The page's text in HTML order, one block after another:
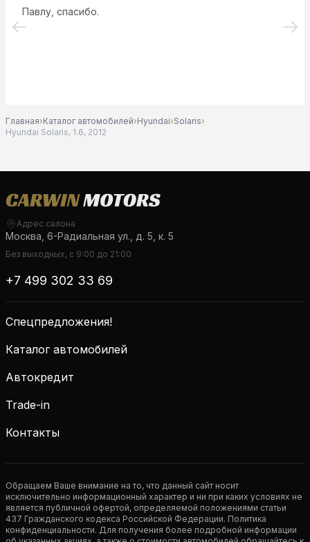
Главная›Каталог автомобилей›Hyundai›Solaris›
Hyundai Solaris, 1.6, 2012
Адрес салона
Москва, 6-Радиальная ул., д. 5, к. 5
Без выходных, с 9:00 до 21:00
+7 499 302 33 69
Спецпредложения!
Каталог автомобилей
Автокредит
Trade-in
Контакты
Обращаем Ваше внимание на то, что данный сайт носит
исключительно информационный характер и ни при каких условиях не
является публичной офертой, определяемой положениями статьи
437 Гражданского кодекса Российской Федерации. Политика
конфиденциальности. Для получения более подробной информации